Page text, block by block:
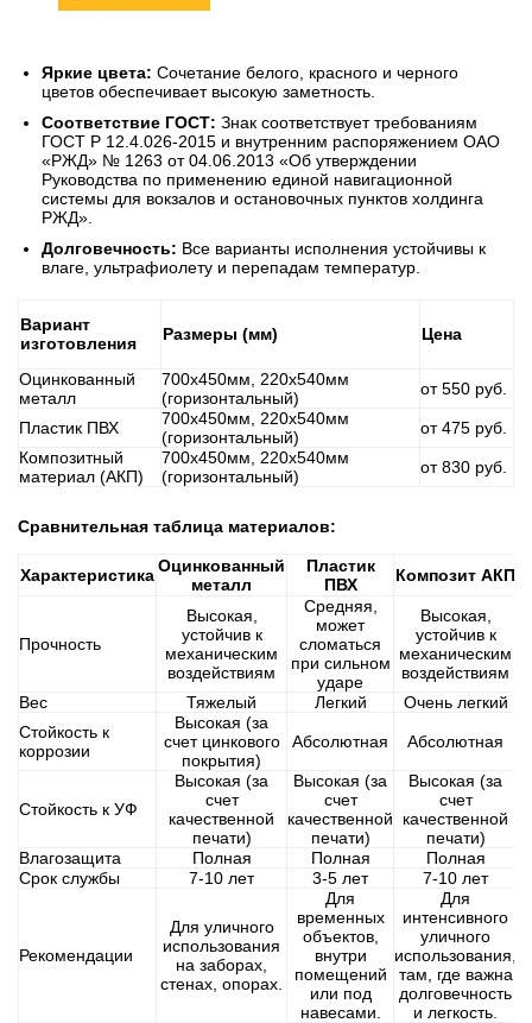
Яркие цвета: Сочетание белого, красного и черного
цветов обеспечивает высокую заметность.
Соответствие ГОСТ: Знак соответствует требованиям
ГОСТ Р 12.4.026-2015 и внутренним распоряжением ОАО
«РЖД» № 1263 от 04.06.2013 «Об утверждении
Руководства по применению единой навигационной
системы для вокзалов и остановочных пунктов холдинга
РЖД».
Долговечность: Все варианты исполнения устойчивы к
влаге, ультрафиолету и перепадам температур.
Вариант
изготовления
Размеры (мм) Цена
Оцинкованный
металл
700х450мм, 220х540мм
(горизонтальный)
от 550 руб.
Пластик ПВХ
700х450мм, 220х540мм
(горизонтальный)
от 475 руб.
Композитный
материал (АКП)
700х450мм, 220х540мм
(горизонтальный)
от 830 руб.
Сравнительная таблица материалов:
ХарактеристикаОцинкованный
металл
Пластик
ПВХ
Композит АКП
Прочность
Высокая,
устойчив к
механическим
воздействиям
Средняя,
может
сломаться
при сильном
ударе
Высокая,
устойчив к
механическим
воздействиям
Вес
Тяжелый Легкий
Очень легкий
Стойкость к
коррозии
Высокая (за
счет цинкового
покрытия)
Абсолютная Абсолютная
Стойкость к УФ
Высокая (за
счет
качественной
печати)
Высокая (за
счет
качественной
печати)
Высокая (за
счет
качественной
печати)
Влагозащита
Полная Полная
Полная
Срок службы
7-10 лет 3-5 лет 7-10 лет
Рекомендации
Для уличного
использования
на заборах,
стенах, опорах.
Для
временных
объектов,
внутри
помещений
или под
навесами.
Для
интенсивного
уличного
использования,
там, где важна
долговечность
и легкость.